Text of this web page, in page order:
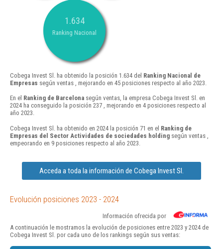
1.634
Ranking Nacional
Cobega Invest Sl. ha obtenido la posición 1.634 del Ranking Nacional de
Empresas según ventas , mejorando en 45 posiciones respecto al año 2023.
En el Ranking de Barcelona según ventas, la empresa Cobega Invest Sl. en
2024 ha conseguido la posición 237 , mejorando en 4 posiciones respecto al
año 2023.
Cobega Invest Sl. ha obtenido en 2024 la posición 71 en el Ranking de
Empresas del Sector Actividades de sociedades holding según ventas ,
empeorando en 9 posiciones respecto al año 2023.
Acceda a toda la información de Cobega Invest Sl.
Evolución posiciones 2023 - 2024
Información ofrecida por
A continuación le mostramos la evolución de posiciones entre 2023 y 2024 de
Cobega Invest Sl. por cada uno de los rankings según sus ventas: